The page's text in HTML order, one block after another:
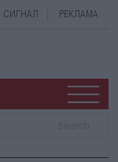
СИГНАЛ РЕКЛАМА